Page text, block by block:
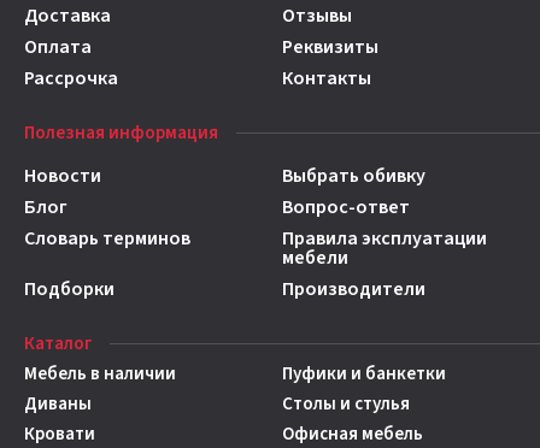
Доставка
Отзывы
Оплата
Реквизиты
Рассрочка
Контакты
Полезная информация
Новости
Выбрать обивку
Блог
Вопрос-ответ
Словарь терминов
Правила эксплуатации
мебели
Подборки
Производители
Каталог
Мебель в наличии
Диваны
Кровати
Пуфики и банкетки
Столы и стулья
Офисная мебель